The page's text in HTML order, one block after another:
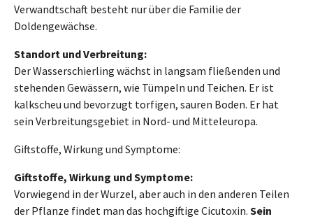
Verwandtschaft besteht nur über die Familie der
Doldengewächse.
Standort und Verbreitung:
Der Wasserschierling wächst in langsam fließenden und
stehenden Gewässern, wie Tümpeln und Teichen. Er ist
kalkscheu und bevorzugt torfigen, sauren Boden. Er hat
sein Verbreitungsgebiet in Nord- und Mitteleuropa.
Giftstoffe, Wirkung und Symptome:
Giftstoffe, Wirkung und Symptome:
Vorwiegend in der Wurzel, aber auch in den anderen Teilen
der Pflanze findet man das hochgiftige Cicutoxin. Sein